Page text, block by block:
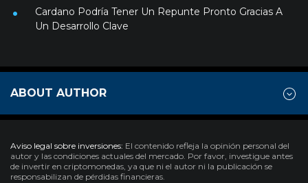
Cardano Podría Tener Un Repunte Pronto Gracias A
Un Desarrollo Clave
ABOUT AUTHOR
Aviso legal sobre inversiones: El contenido refleja la opinión personal del
autor y las condiciones actuales del mercado. Por favor, investigue antes
de invertir en criptomonedas, ya que ni el autor ni la publicación se
responsabilizan de pérdidas financieras.